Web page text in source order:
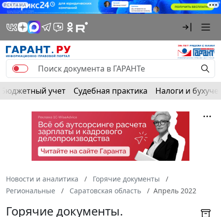
РЕКЛАМА
Бюджетный учет Судебная практика Налоги и
Новости и аналитика
Горячие документы
Региональные
Саратовская область Апрель 2022
Горячие документы.